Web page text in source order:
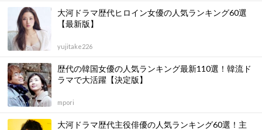
大河ドラマ歴代ヒロイン女優の人気ランキング60選
【最新版】
yujitake226
歴代の韓国女優の人気ランキング最新110選！韓流ド
ラマで大活躍【決定版】
mpori
大河ドラマ歴代主役俳優の人気ランキング60選！主